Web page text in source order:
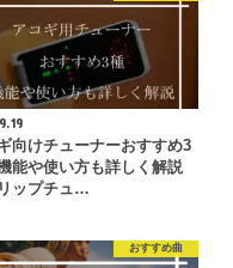
向けチューナーおすすめ3
能や使い方も詳しく解説
リップチュ…
おすすめ曲